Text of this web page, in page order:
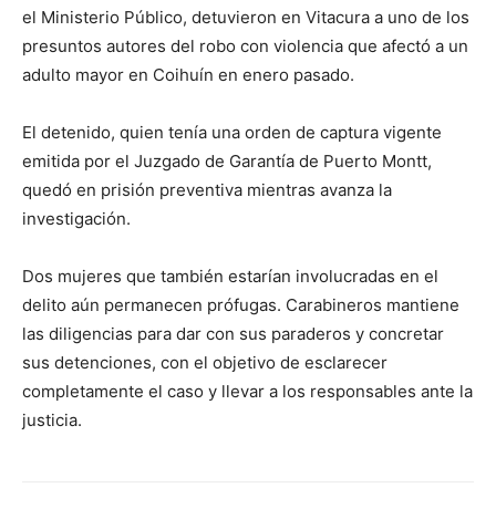
el Ministerio Público, detuvieron en Vitacura a uno de los
presuntos autores del robo con violencia que afectó a un
adulto mayor en Coihuín en enero pasado.
El detenido, quien tenía una orden de captura vigente
emitida por el Juzgado de Garantía de Puerto Montt,
quedó en prisión preventiva mientras avanza la
investigación.
Dos mujeres que también estarían involucradas en el
delito aún permanecen prófugas. Carabineros mantiene
las diligencias para dar con sus paraderos y concretar
sus detenciones, con el objetivo de esclarecer
completamente el caso y llevar a los responsables ante la
justicia.